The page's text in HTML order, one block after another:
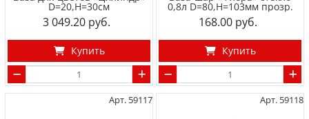
D=20,H=30см
3 049.20
Купить
0,8л D=80,H=103мм прозр.
168.00
Купить
Арт. 59117 Арт. 59118